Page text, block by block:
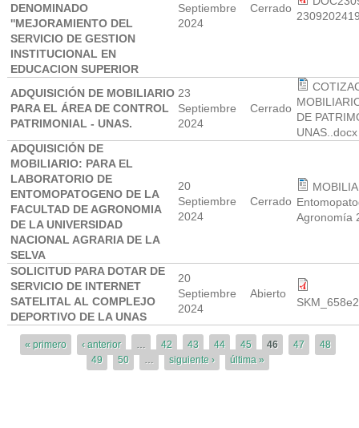
DENOMINADO
''MEJORAMIENTO DEL
SERVICIO DE GESTION
INSTITUCIONAL EN
EDUCACION SUPERIOR
Septiembre
2024
Cerrado
ADQUISICIÓN DE MOBILIARIO
PARA EL ÁREA DE CONTROL
PATRIMONIAL - UNAS.
23
Septiembre
2024
Cerrado
DE
UNAS..docx
ADQUISICIÓN DE
MOBILIARIO: PARA EL
LABORATORIO DE
ENTOMOPATOGENO DE LA
FACULTAD DE AGRONOMIA
DE LA UNIVERSIDAD
NACIONAL AGRARIA DE LA
SELVA
20
Septiembre
2024
Cerrado
Agronomía
SOLICITUD PARA DOTAR DE
SERVICIO DE INTERNET
SATELITAL AL COMPLEJO
DEPORTIVO DE LA UNAS
20
Septiembre
2024
Abierto
Páginas
« primero ‹ anterior … 42 43 44 45 46 47
48
49
50 … siguiente › última »